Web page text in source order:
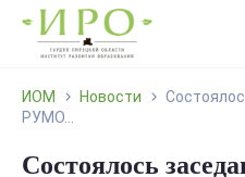
ИОМ Новости
РУМО...
Состоялось